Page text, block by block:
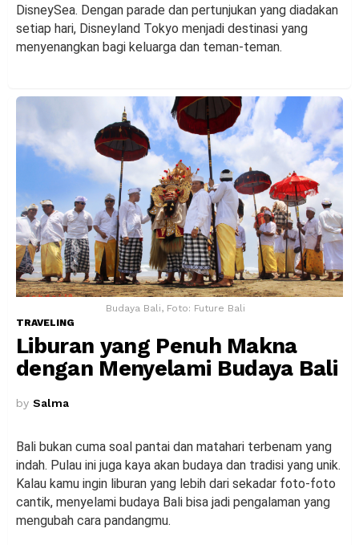
DisneySea. Dengan parade dan pertunjukan yang diadakan
setiap hari, Disneyland Tokyo menjadi destinasi yang
menyenangkan bagi keluarga dan teman-teman.
Budaya Bali, Foto: Future Bali
TRAVELING
Liburan yang Penuh Makna
dengan Menyelami Budaya Bali
by Salma
Bali bukan cuma soal pantai dan matahari terbenam yang
indah. Pulau ini juga kaya akan budaya dan tradisi yang unik.
Kalau kamu ingin liburan yang lebih dari sekadar foto-foto
cantik, menyelami budaya Bali bisa jadi pengalaman yang
mengubah cara pandangmu.